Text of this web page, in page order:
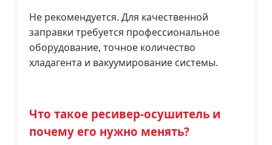
Не рекомендуется. Для качественной
заправки требуется профессиональное
оборудование, точное количество
хладагента и вакуумирование системы.
Что такое ресивер-осушитель и
почему его нужно менять?